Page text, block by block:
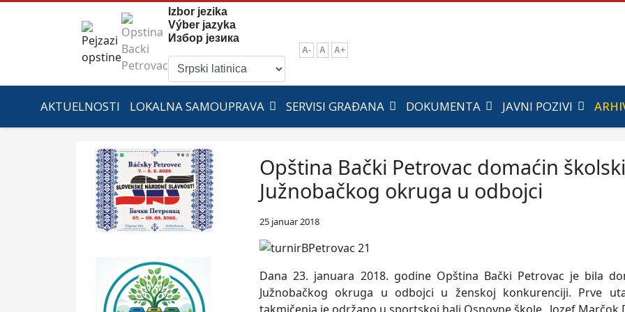
Izbor jezika
Výber jazyka
Избор језика
A- A A+
AKTUELNOSTI LOKALNA SAMOUPRAVA SERVISI GRAĐANA DOKUMENTA JAVNI POZIVI
Opština Bački Petrovac domaćin
Južnobačkog okruga u odbojci
25 januar 2018
Dana 23. januara 2018. godine Opština Bački Petrovac je bila
Južnobačkog okruga u odbojci u ženskoj konkurenciji. Prve